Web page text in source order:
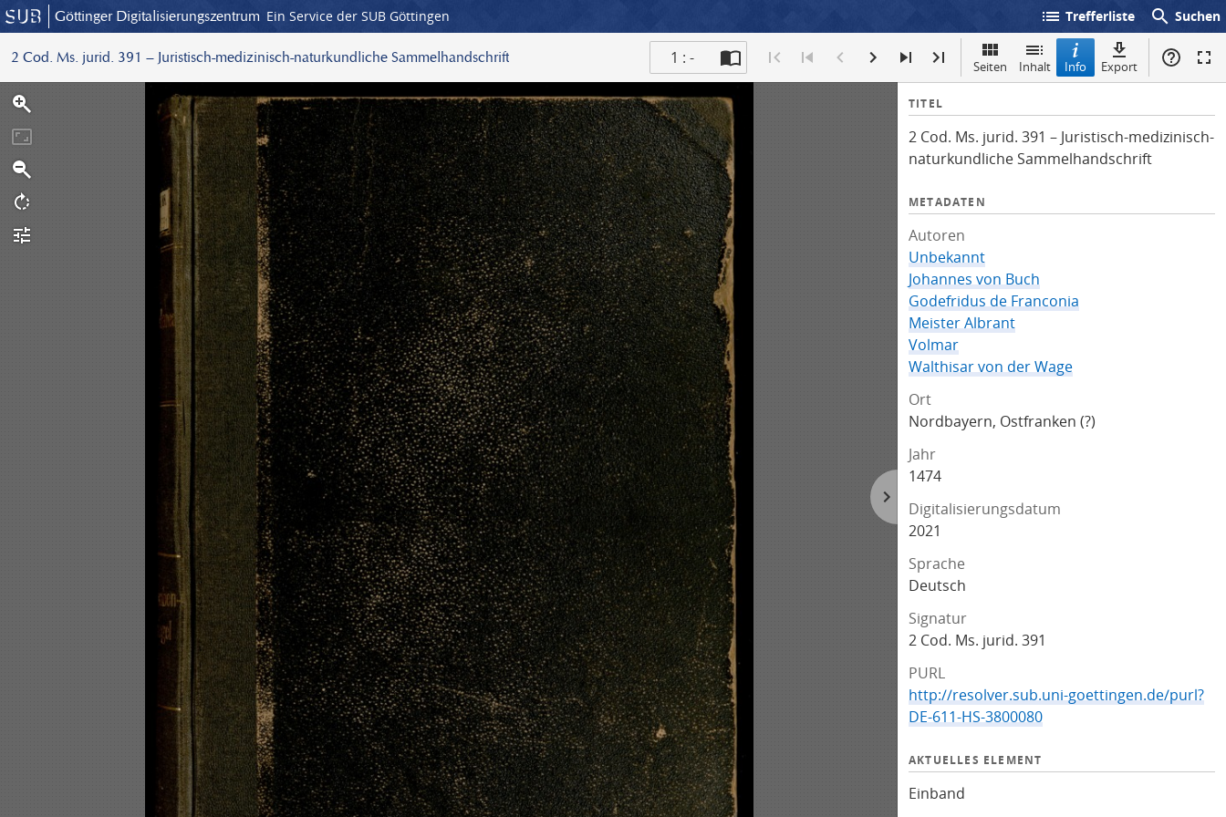
Göttinger Digitalisierungszentrum Ein Service der SUB Göttingen list Trefferliste search Suchen
2 Cod. Ms. jurid. 391 – Juristisch-medizinisch-naturkundliche Sammelhandschrift 1 : - Seiten Inhalt Info Export
I
f
o
TITEL
2 Cod. Ms. jurid. 391 – Juristisch-medizinisch-
naturkundliche Sammelhandschrift
METADATEN
Autoren
Unbekannt
Johannes von Buch
Godefridus de Franconia
Meister Albrant
Volmar
Walthisar von der Wage
Ort
Nordbayern, Ostfranken (?)
Jahr
1474
Digitalisierungsdatum
2021
Sprache
Deutsch
Signatur
2 Cod. Ms. jurid. 391
PURL
http://resolver.sub.uni-goettingen.de/purl?
DE-611-HS-3800080
AKTUELLES ELEMENT
Einband